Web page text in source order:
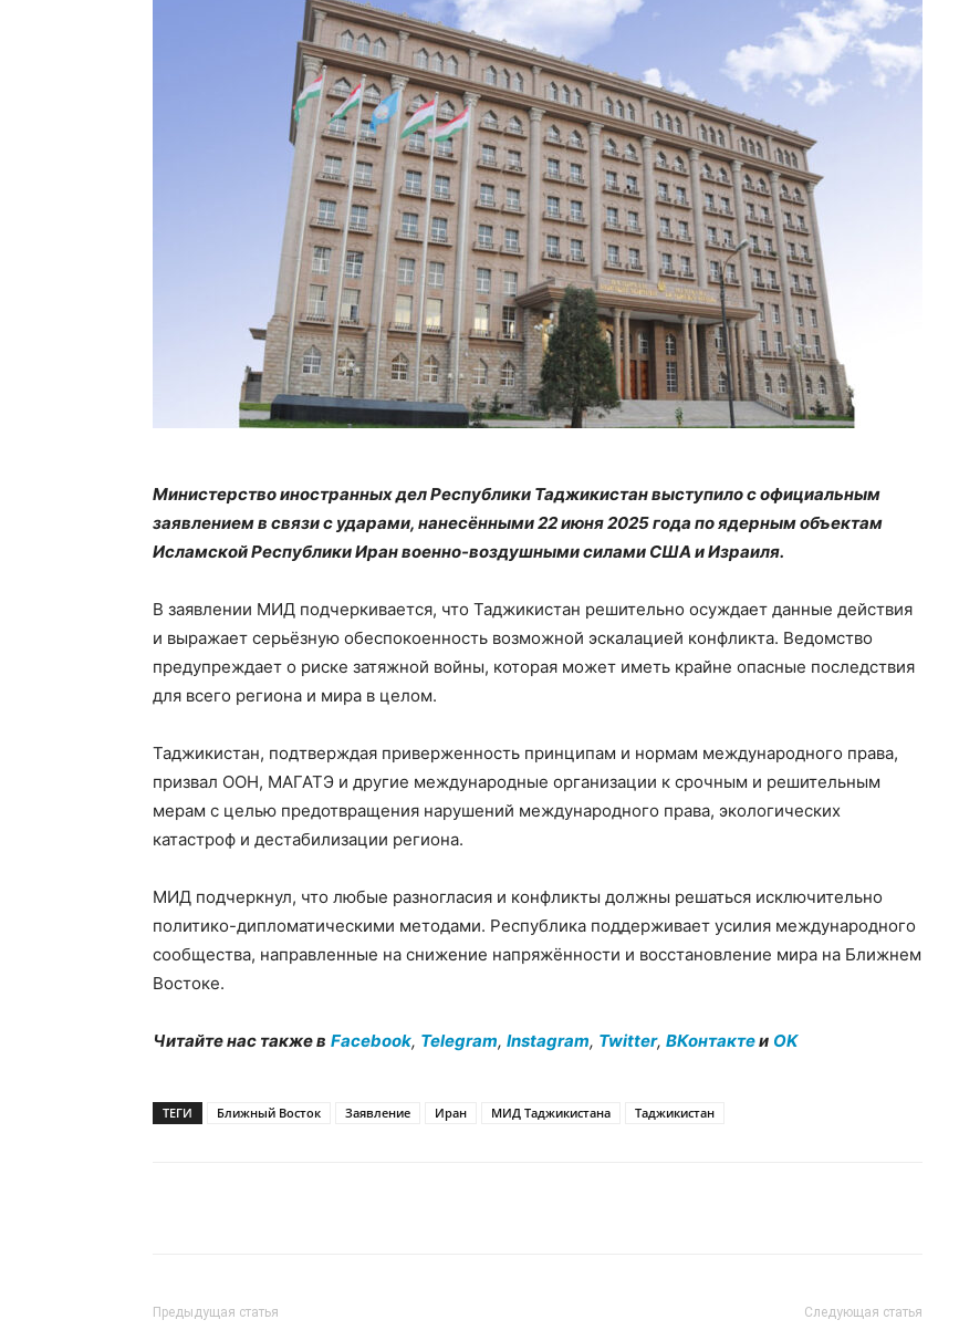
Министерство иностранных дел Республики Таджикистан выступило с официальным
заявлением в связи с ударами, нанесёнными 22 июня 2025 года по ядерным объектам
Исламской Республики Иран военно-воздушными силами США и Израиля.
В заявлении МИД подчеркивается, что Таджикистан решительно осуждает данные действия
и выражает серьёзную обеспокоенность возможной эскалацией конфликта. Ведомство
предупреждает о риске затяжной войны, которая может иметь крайне опасные последствия
для всего региона и мира в целом.
Таджикистан, подтверждая приверженность принципам и нормам международного права,
призвал ООН, МАГАТЭ и другие международные организации к срочным и решительным
мерам с целью предотвращения нарушений международного права, экологических
катастроф и дестабилизации региона.
МИД подчеркнул, что любые разногласия и конфликты должны решаться исключительно
политико-дипломатическими методами. Республика поддерживает усилия международного
сообщества, направленные на снижение напряжённости и восстановление мира на Ближнем
Востоке.
Читайте нас также в Facebook, Telegram, Instagram, Twitter, ВКонтактеи OK
ТЕГИ Ближный Восток Заявление Иран МИД Таджикистана Таджикистан
Предыдущая статья Следующая статья